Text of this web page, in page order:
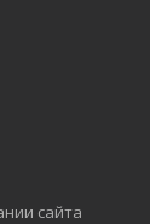
сайта